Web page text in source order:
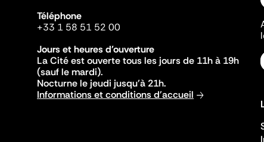
Téléphone
+33 1 58 51 52 00
Jours et heures d'ouverture
La Cité est ouverte tous les jours de 11h à 19h
(sauf le mardi).
Nocturne le jeudi jusqu'à 21h.
Informations et conditions d'accueil